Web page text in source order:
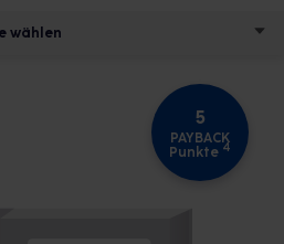
wählen
5
PAYBACK
Punkte 4